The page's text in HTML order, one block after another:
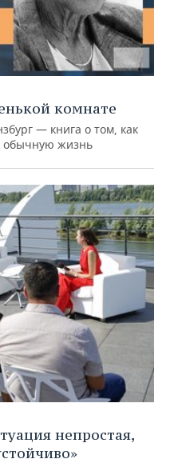
комнате
— книга о том, как
обычную жизнь
непростая,